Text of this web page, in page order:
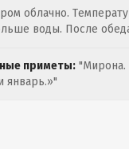
облачно.
воды. После
приметы:
январь.»"